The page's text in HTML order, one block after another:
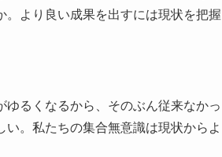
より良い成果を出すには現状を把握
るくなるから、そのぶん従来なかっ
。私たちの集合無意識は現状からよ